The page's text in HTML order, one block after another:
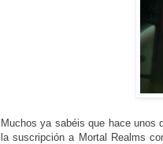
Muchos ya sabéis que hace
la suscripción a Mortal Realms